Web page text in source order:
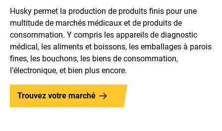
Husky permet la production de produits finis pour une
multitude de marchés médicaux et de produits de
consommation. Y compris les appareils de diagnostic
médical, les aliments et boissons, les emballages à parois
fines, les bouchons, les biens de consommation,
l’électronique, et bien plus encore.
Trouvez votre marché